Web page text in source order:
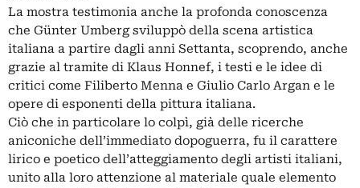
La mostra testimonia anche la profonda conoscenza
che Günter Umberg sviluppò della scena artistica
italiana a partire dagli anni Settanta, scoprendo, anche
grazie al tramite di Klaus Honnef, i testi e le idee di
critici come Filiberto Menna e Giulio Carlo Argan e le
opere di esponenti della pittura italiana.
Ciò che in particolare lo colpì, già delle ricerche
aniconiche dell’immediato dopoguerra, fu il carattere
lirico e poetico dell’atteggiamento degli artisti italiani,
unito alla loro attenzione al materiale quale elemento